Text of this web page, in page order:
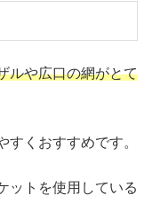
ルや広口の網がとて
くおすすめです。
ットを使用している